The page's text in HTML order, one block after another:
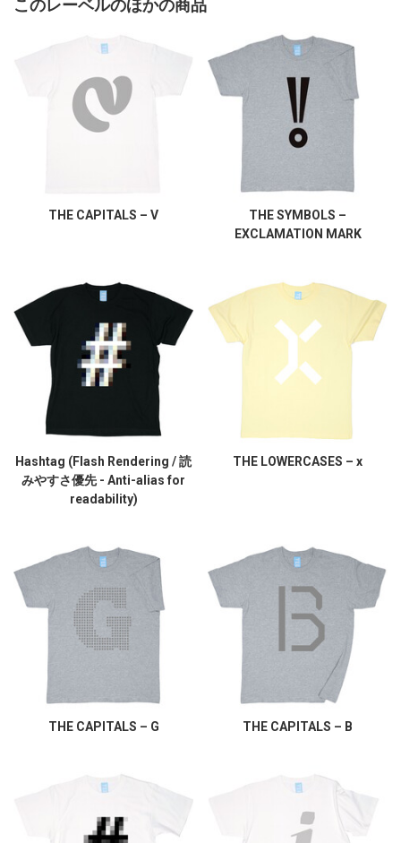
このレーベルのほかの商品
THE CAPITALS – V
THE SYMBOLS –
EXCLAMATION MARK
Hashtag (Flash Rendering / 読
みやすさ優先 - Anti-alias for
readability)
THE LOWERCASES – x
THE CAPITALS – G THE CAPITALS – B